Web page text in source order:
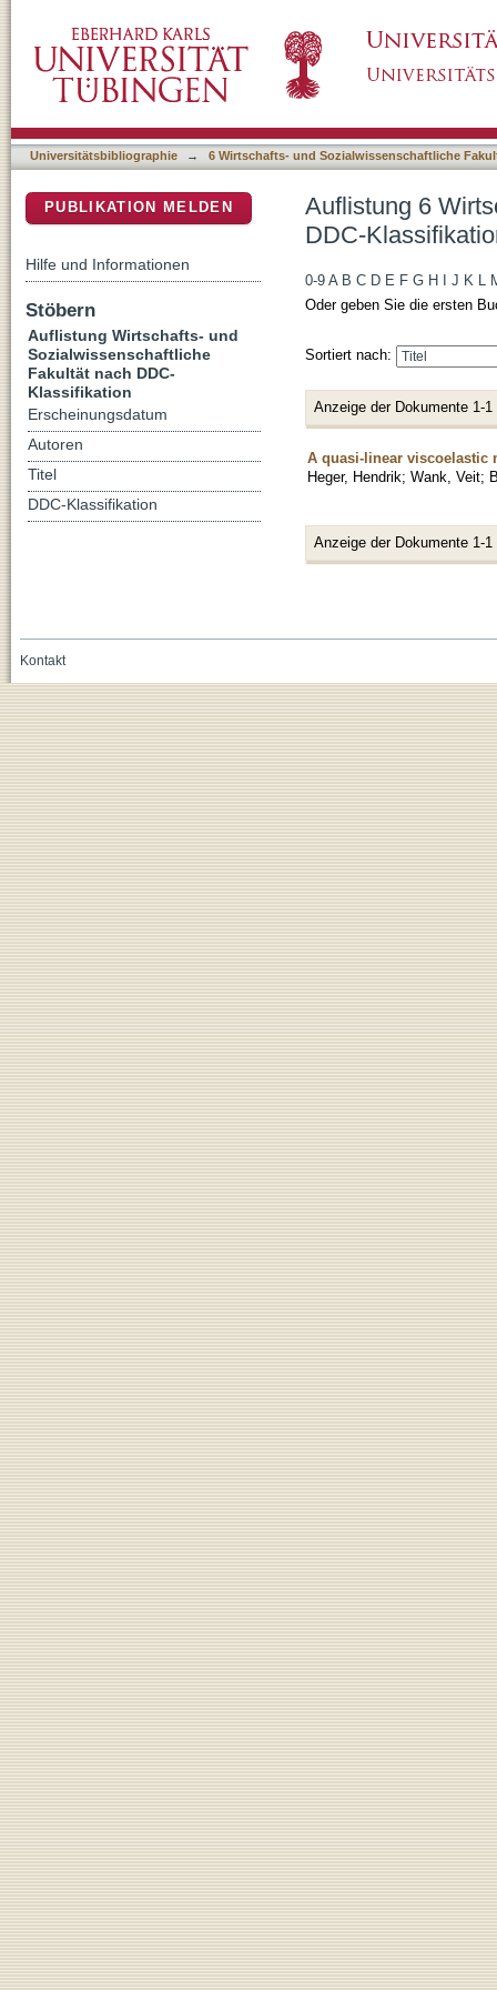
Universitätsbibliographie → 6 Wirtschafts- und Sozialwissenschaftliche
Auflistung 6
DDC-
0-9 A B C D E F G H J K L
Oder geben Sie die ersten
Sortiert nach:
Anzeige der Dokumente 1-1
A quasi-linear viscoelastic
Heger, Hendrik; Wank, Veit;
Anzeige der Dokumente 1-1
PUBLIKATION MELDEN
Hilfe und Informationen
Stöbern
Auflistung Wirtschafts- und
Sozialwissenschaftliche
Fakultät nach DDC-
Klassifikation
Erscheinungsdatum
Autoren
Titel
DDC-Klassifikation
Kontakt